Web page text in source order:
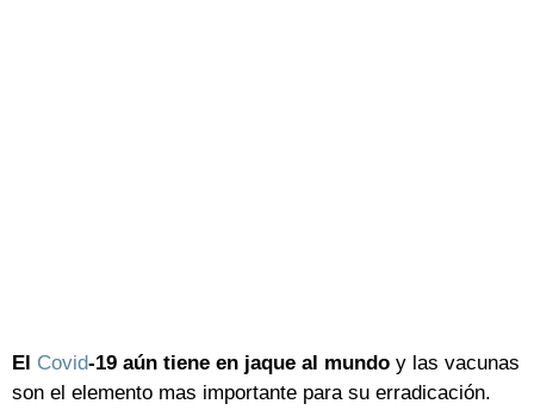
El Covid-19 aún tiene en jaque al mundo y las vacunas
son el elemento mas importante para su erradicación.